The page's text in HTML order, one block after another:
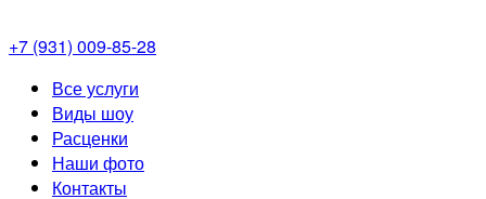
+7 (931) 009-85-28
МенюВсе услуги
Виды шоу
Расценки
Наши фото
Контакты